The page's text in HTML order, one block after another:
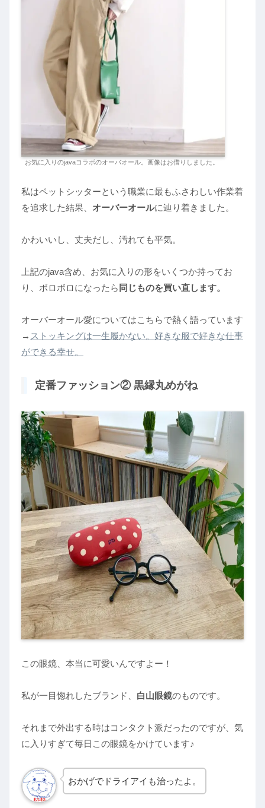
お気に入りのjavaコラボのオーバオール。画像はお借りしました。
私はペットシッターという職業に最もふさわしい作業着
を追求した結果、 オーバーオールに辿り着きました。
かわいいし、丈夫だし、汚れても平気。
上記のjava含め、お気に入りの形をいくつか持ってお
り、ボロボロになったら 同じものを買い直します。
オーバーオール愛についてはこちらで熱く語っています
→ ストッキングは一生履かない。好きな服で好きな仕事
ができる幸せ。
定番ファッション② 黒縁丸めがね
この眼鏡、本当に可愛いんですよー！
私が一目惚れしたブランド、 白山眼鏡のものです。
それまで外出する時はコンタクト派だったのですが、気
に入りすぎて毎日この眼鏡をかけています♪
おかげでドライアイも治ったよ。